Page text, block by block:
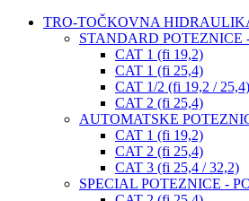
TRO-TOČKOVNA
STANDARD POTEZNICE
CAT 1 (fi 19,2)
CAT 1 (fi 25,4)
CAT 1/2 (fi 19,2 / 25,4)
CAT 2 (fi 25,4)
AUTOMATSKE
CAT 1 (fi 19,2)
CAT 2 (fi 25,4)
CAT 3 (fi 25,4 / 32,2)
SPECIAL POTEZNICE -